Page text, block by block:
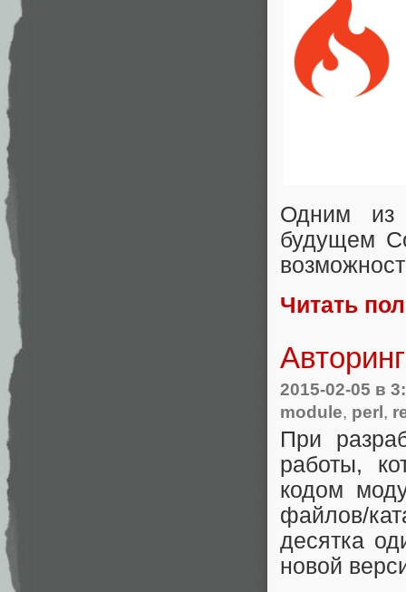
Одним из
будущем
Читать
2015-02-05 в
module, perl,
При
работы,
кодом
файлов/
десятка
новой